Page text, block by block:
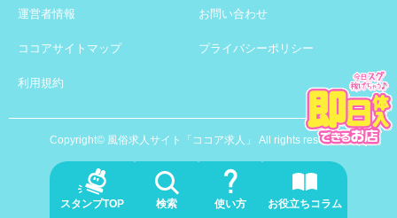
スタンプTOP 検索 使い方 お役立ちコラム
運営者情報 お問い合わせ
ココアサイトマップ プライバシーポリシー
利用規約
Copyright© 風俗求人サイト「ココア求人」 All rights reserved.